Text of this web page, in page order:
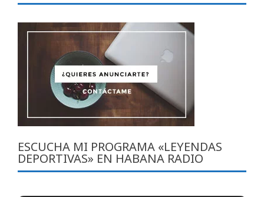
ESCUCHA MI PROGRAMA «LEYENDAS
DEPORTIVAS» EN HABANA RADIO